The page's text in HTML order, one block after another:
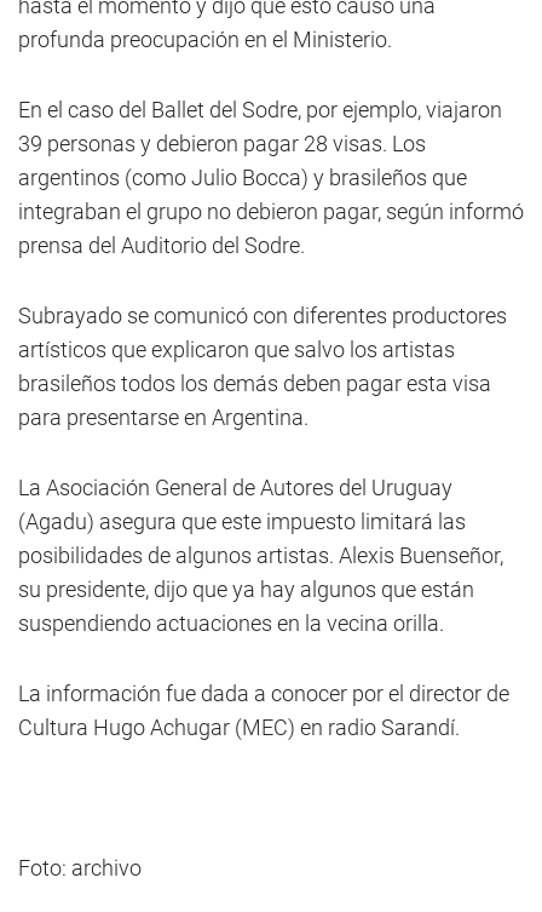
hasta el momento y dijo que esto causó una
profunda preocupación en el Ministerio.
En el caso del Ballet del Sodre, por ejemplo, viajaron
39 personas y debieron pagar 28 visas. Los
argentinos (como Julio Bocca) y brasileños que
integraban el grupo no debieron pagar, según informó
prensa del Auditorio del Sodre.
Subrayado se comunicó con diferentes productores
artísticos que explicaron que salvo los artistas
brasileños todos los demás deben pagar esta visa
para presentarse en Argentina.
La Asociación General de Autores del Uruguay
(Agadu) asegura que este impuesto limitará las
posibilidades de algunos artistas. Alexis Buenseñor,
su presidente, dijo que ya hay algunos que están
suspendiendo actuaciones en la vecina orilla.
La información fue dada a conocer por el director de
Cultura Hugo Achugar (MEC) en radio Sarandí.
Foto: archivo